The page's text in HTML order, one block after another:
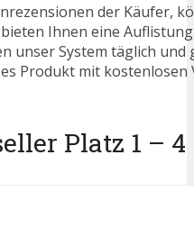
der Käufer,
Ihnen eine
unser System täglich
Produkt mit
Platz 1 – 4